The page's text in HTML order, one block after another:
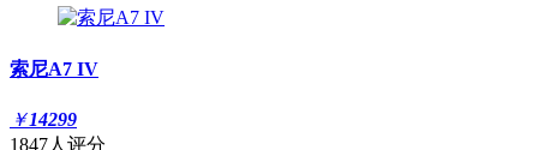
索尼A7 IV
￥14299
1847人评分